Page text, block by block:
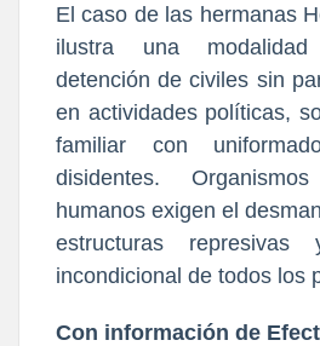
El caso de las hermanas
ilustra una
detención de civiles sin
en actividades políticas,
familiar con
disidentes.
humanos exigen el
estructuras
incondicional de todos los
Con información de